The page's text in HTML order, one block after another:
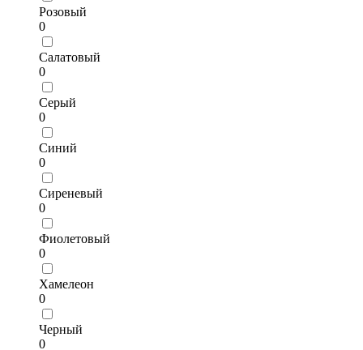
Розовый
0
Салатовый
0
Серый
0
Синий
0
Сиреневый
0
Фиолетовый
0
Хамелеон
0
Черный
0